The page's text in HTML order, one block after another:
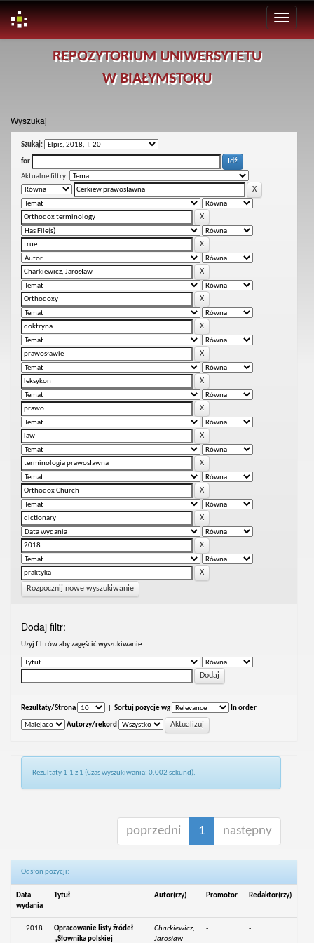
REPOZYTORIUM UNIWERSYTETU
W BIAŁYMSTOKU
Wyszukaj
Szukaj:
for
Aktualne filtry:
Rozpocznij nowe wyszukiwanie
Dodaj filtr:
Uzyj filtrów aby zagęścić wyszukiwanie.
Rezultaty/Strona Sortuj pozycje wg In order
Autorzy/rekord
Rezultaty 1-1 z 1 (Czas wyszukiwania: 0.002 sekund).
poprzedni 1 następny
Odsłon pozycji:
Data
wydania
Tytuł Autor(rzy) Promotor Redaktor(rzy)
2018
Opracowanie listy źródeł
„Słownika polskiej
Charkiewicz,
Jarosław
- -